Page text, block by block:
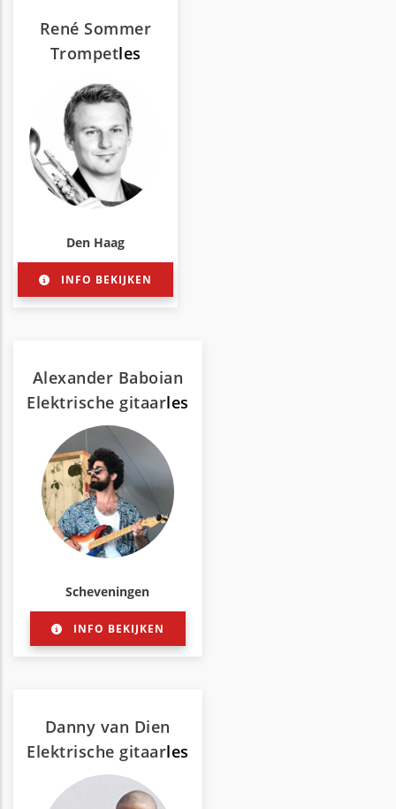
René Sommer
Trompetles
Den Haag
INFO BEKIJKEN
Alexander Baboian
Elektrische gitaarles
Scheveningen
INFO BEKIJKEN
Danny van Dien
Elektrische gitaarles